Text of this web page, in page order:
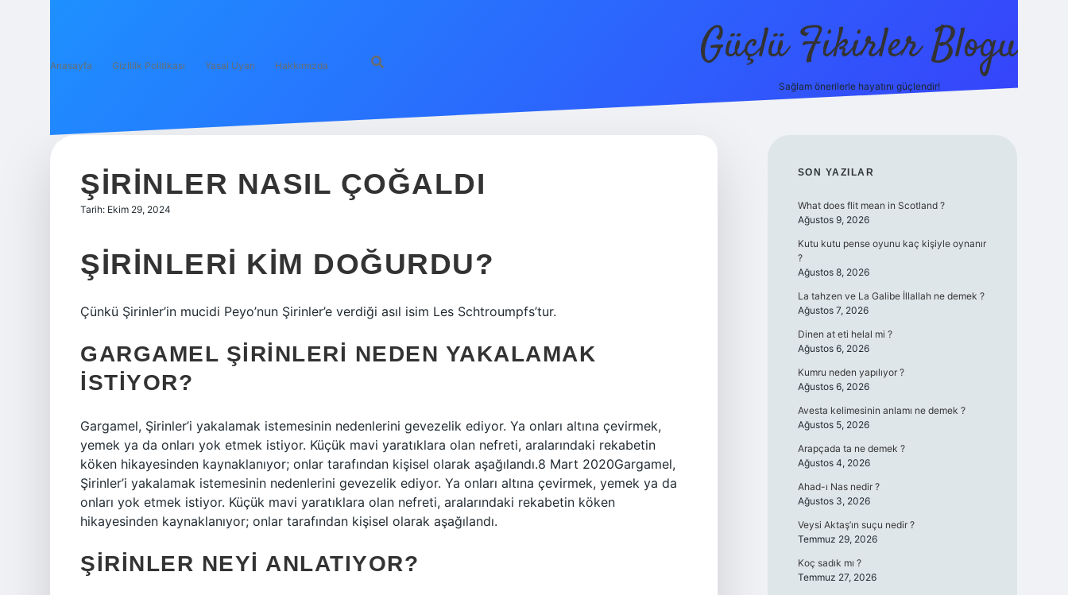
Anasayfa Gizlilik Politikası Yasal Uyarı Hakkımızda Güçlü Fikirler Blogu
Sağlam önerilerle hayatını güçlendir!
ŞIRINLER NASIL ÇOĞALDI
Tarih: Ekim 29, 2024
ŞIRINLERI KIM DOĞURDU?
Çünkü Şirinler’in mucidi Peyo’nun Şirinler’e verdiği asıl isim Les Schtroumpfs’tur.
GARGAMEL ŞIRINLERI NEDEN YAKALAMAK
ISTIYOR?
Gargamel, Şirinler’i yakalamak istemesinin nedenlerini gevezelik ediyor. Ya onları altına çevirmek,
yemek ya da onları yok etmek istiyor. Küçük mavi yaratıklara olan nefreti, aralarındaki rekabetin
köken hikayesinden kaynaklanıyor; onlar tarafından kişisel olarak aşağılandı.8 Mart 2020Gargamel,
Şirinler’i yakalamak istemesinin nedenlerini gevezelik ediyor. Ya onları altına çevirmek, yemek ya da
onları yok etmek istiyor. Küçük mavi yaratıklara olan nefreti, aralarındaki rekabetin köken
hikayesinden kaynaklanıyor; onlar tarafından kişisel olarak aşağılandı.
ŞIRINLER NEYI ANLATIYOR?
SIDEBAR
SON YAZILAR
What does flit mean in Scotland ?
Ağustos 9, 2026
Kutu kutu pense oyunu kaç kişiyle oynanır
?
Ağustos 8, 2026
La tahzen ve La Galibe İllallah ne demek ?
Ağustos 7, 2026
Dinen at eti helal mi ?
Ağustos 6, 2026
Kumru neden yapılıyor ?
Ağustos 6, 2026
Avesta kelimesinin anlamı ne demek ?
Ağustos 5, 2026
Arapçada ta ne demek ?
Ağustos 4, 2026
Ahad-ı Nas nedir ?
Ağustos 3, 2026
Veysi Aktaş’ın suçu nedir ?
Temmuz 29, 2026
Koç sadık mı ?
Temmuz 27, 2026